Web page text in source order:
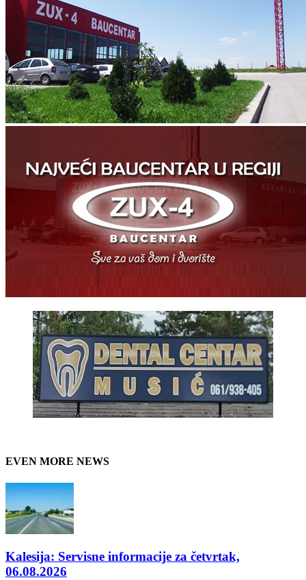
EVEN MORE NEWS
Kalesija: Servisne informacije za četvrtak,
06.08.2026